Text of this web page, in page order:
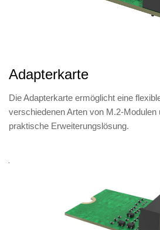
Adapterkarte
Die Adapterkarte ermöglicht eine
verschiedenen Arten von M.2-Modulen
praktische Erweiterungslösung.